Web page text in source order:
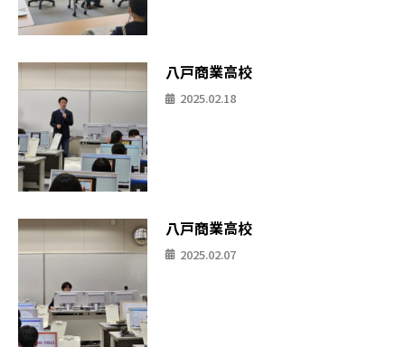
八戸商業高校
2025.02.18
八戸商業高校
2025.02.07